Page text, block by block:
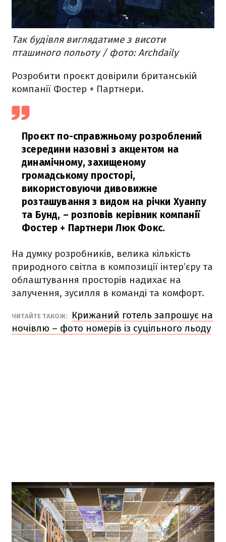
Так будівля виглядатиме з висоти
пташиного польоту / фото: Archdaily
Розробити проєкт довірили британській
компанії Фостер + Партнери.
Проєкт по-справжньому розроблений
зсередини назовні з акцентом на
динамічному, захищеному
громадському просторі,
використовуючи дивовижне
розташування з видом на річки Хуанпу
та Бунд, – розповів керівник компанії
Фостер + Партнери Люк Фокс.
На думку розробників, велика кількість
природного світла в композиції інтер’єру та
облаштування просторів надихає на
залучення, зусилля в команді та комфорт.
ЧИТАЙТЕ ТАКОЖ:
Крижаний готель запрошує на
ночівлю – фото номерів із суцільного льоду